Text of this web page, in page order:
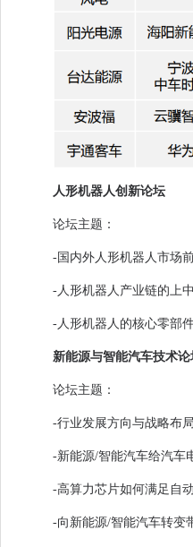
人形机器人创新论坛
论坛主题：
-国内外人形机器人市场
-人形机器人产业链的上
-人形机器人的核心零部
新能源与智能汽车技术论
论坛主题：
-行业发展方向与战略布局
-新能源/智能汽车给汽车
-高算力芯片如何满足自
-向新能源/智能汽车转变